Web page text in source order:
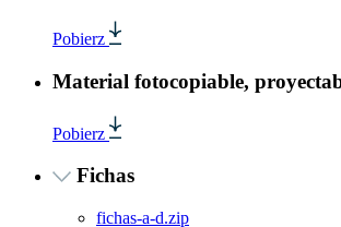
Pobierz
Material fotocopiable,
Pobierz
Fichas
fichas-a-d.zip